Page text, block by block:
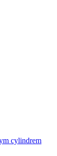
cylindrem